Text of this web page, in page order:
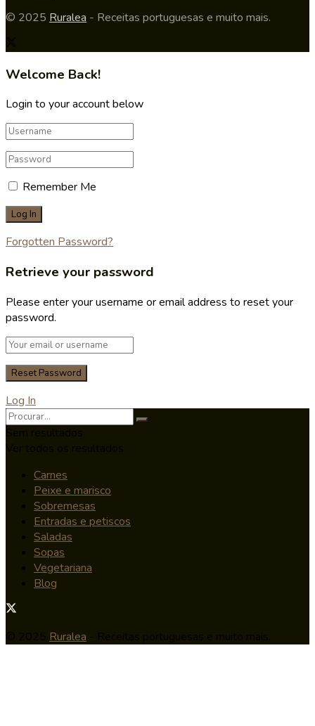
© 2025 Ruralea - Receitas portuguesas e muito mais.
Welcome Back!
Login to your account below
Remember Me
Forgotten Password?
Retrieve your password
Please enter your username or email address to reset your
password.
Log In
Carnes
Peixe e marisco
Sobremesas
Entradas e petiscos
Saladas
Sopas
Vegetariana
Blog
Ruralea